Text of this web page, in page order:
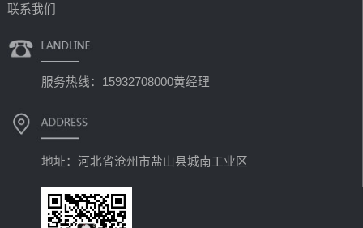
联系我们
服务热线：15932708000黄经理
地址：河北省沧州市盐山县城南工业区